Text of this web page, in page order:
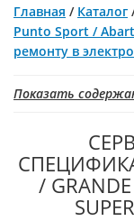
Главная / Каталог
Punto Sport /
ремонту в
Показать
/